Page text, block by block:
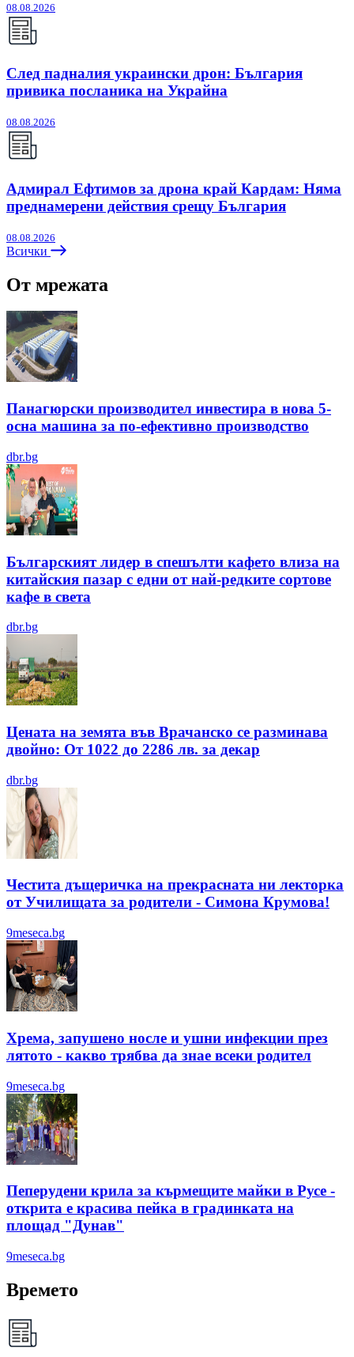
08.08.2026
След падналия украински дрон: България
привика посланика на Украйна
08.08.2026
Адмирал Ефтимов за дрона край Кардам: Няма
преднамерени действия срещу България
08.08.2026
Всички
От мрежата
Панагюрски производител инвестира в нова 5-
осна машина за по-ефективно производство
dbr.bg
Българският лидер в спешълти кафето влиза на
китайския пазар с едни от най-редките сортове
кафе в света
dbr.bg
Цената на земята във Врачанско се разминава
двойно: От 1022 до 2286 лв. за декар
dbr.bg
Честита дъщеричка на прекрасната ни лекторка
от Училищата за родители - Симона Крумова!
9meseca.bg
Хрема, запушено носле и ушни инфекции през
лятотo - какво трябва да знае всеки родител
9meseca.bg
Пеперудени крила за кърмещите майки в Русе -
открита е красива пейка в градинката на
площад "Дунав"
9meseca.bg
Времето